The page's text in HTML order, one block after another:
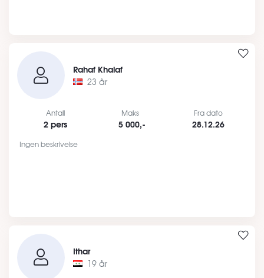
Rahaf Khalaf
23 år
Antall
2 pers
Maks
5 000,-
Fra dato
28.12.26
Ingen beskrivelse
Ithar
19 år